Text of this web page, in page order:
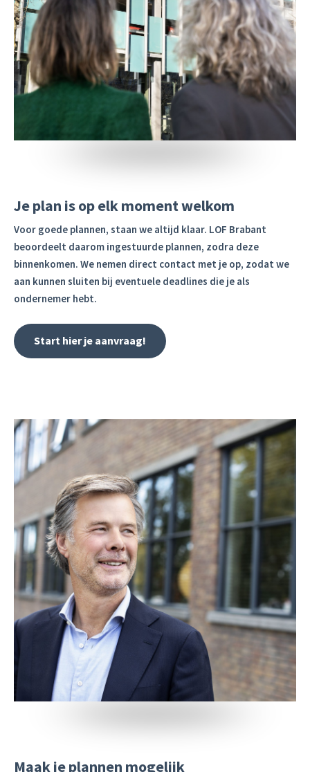
Je plan is op elk moment welkom
Voor goede plannen, staan we altijd klaar. LOF Brabant
beoordeelt daarom ingestuurde plannen, zodra deze
binnenkomen. We nemen direct contact met je op, zodat we
aan kunnen sluiten bij eventuele deadlines die je als
ondernemer hebt.
Start hier je aanvraag!
Maak je plannen mogelijk